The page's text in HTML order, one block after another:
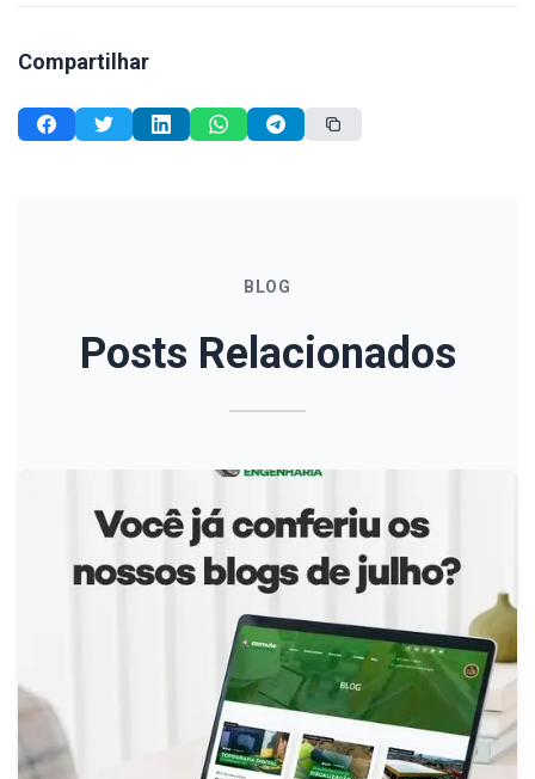
Compartilhar
BLOG
Posts Relacionados